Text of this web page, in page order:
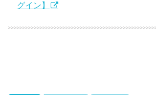
グイン】